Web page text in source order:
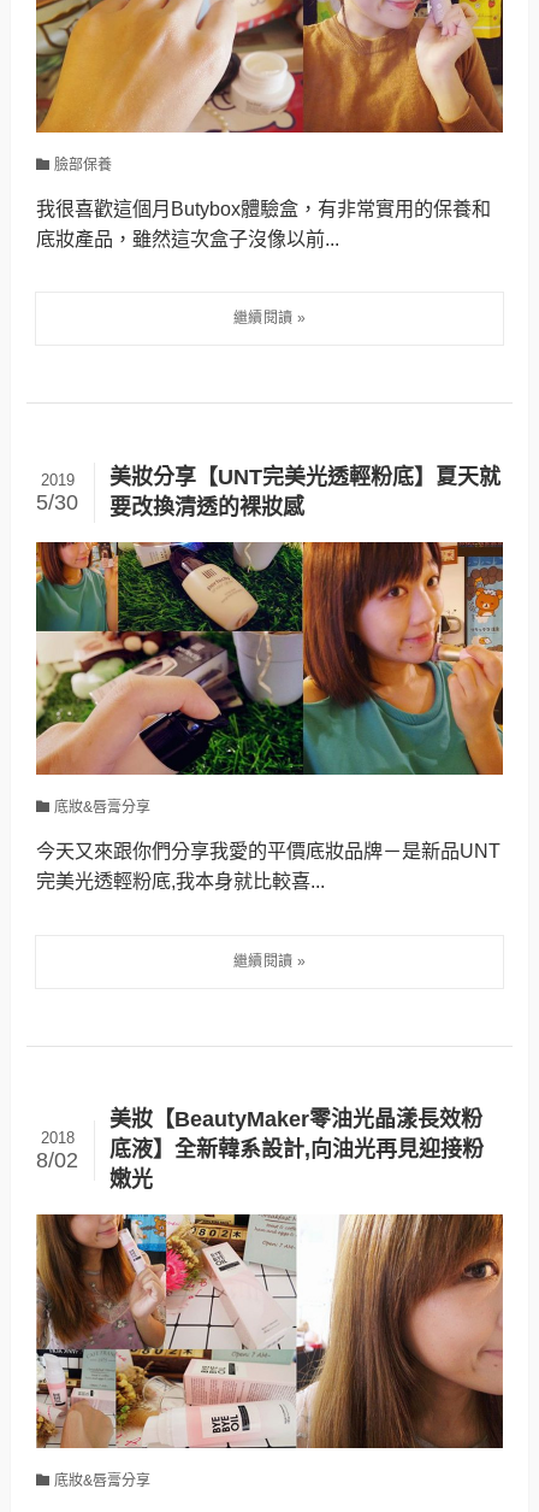
臉部保養
我很喜歡這個月Butybox體驗盒，有非常實用的保養和
底妝產品，雖然這次盒子沒像以前...
美妝分享【UNT完美光透輕粉底】夏天就
要改換清透的裸妝感
2019
5/30
底妝&唇膏分享
今天又來跟你們分享我愛的平價底妝品牌－是新品UNT
完美光透輕粉底,我本身就比較喜...
美妝【BeautyMaker零油光晶漾長效粉
底液】全新韓系設計,向油光再見迎接粉
嫩光
2018
8/02
底妝&唇膏分享